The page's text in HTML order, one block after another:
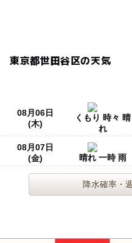
東京都世田谷区の天気
08月06日
(木)
くもり 時々 晴
れ
08月07日
(金)
晴れ 一時 雨
降水確率・